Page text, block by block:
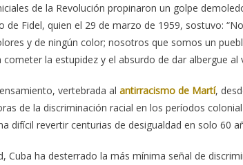
de la Revolución propinaron un golpe
de Fidel, quien el 29 de marzo de 1959, sostuvo:
y de ningún color; nosotros que somos un
la estupidez y el absurdo de dar albergue al
vertebrada al antirracismo de Martí,
de la discriminación racial en los períodos
difícil revertir centurias de desigualdad en solo 60
Cuba ha desterrado la más mínima señal de